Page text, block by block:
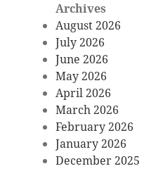
Archives
August 2026
July 2026
June 2026
May 2026
April 2026
March 2026
February 2026
January 2026
December 2025